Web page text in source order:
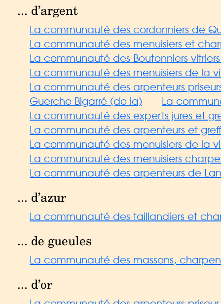
... d’argent
La communauté des cordonniers de
La communauté des menuisiers et
La communauté des Boutonniers
La communauté des menuisiers de la
La communauté des arpenteurs
Guerche Bigarré (de la)
La
La communauté des experts jures et
La communauté des arpenteurs et
La communauté des menuisiers de la
La communauté des menuisiers
La communauté des arpenteurs de
... d’azur
La communauté des taillandiers et
... de gueules
La communauté des massons,
... d’or